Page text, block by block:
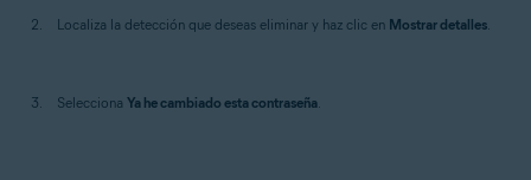
Localiza la detección que deseas eliminar y haz clic en Mostrar detalles.
Selecciona Ya he cambiado esta contraseña.